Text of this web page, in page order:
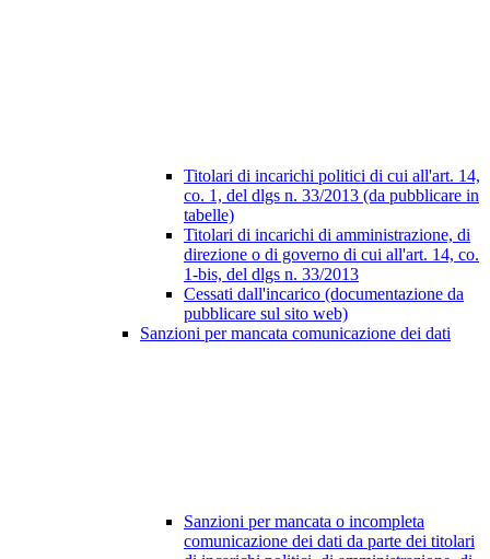
Titolari di incarichi politici di cui all'art. 14,
co. 1, del dlgs n. 33/2013 (da pubblicare in
tabelle)
Titolari di incarichi di amministrazione, di
direzione o di governo di cui all'art. 14, co.
1-bis, del dlgs n. 33/2013
Cessati dall'incarico (documentazione da
pubblicare sul sito web)
Sanzioni per mancata comunicazione dei dati
Sanzioni per mancata o incompleta
comunicazione dei dati da parte dei titolari